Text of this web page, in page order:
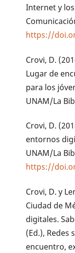
Internet y
https://
Crovi, D.
Lugar de
para los
UNAM/La
Crovi, D.
entornos
UNAM/La
https://
Crovi, D. y
Ciudad de
digitales.
(Ed.), Redes
encuentro,